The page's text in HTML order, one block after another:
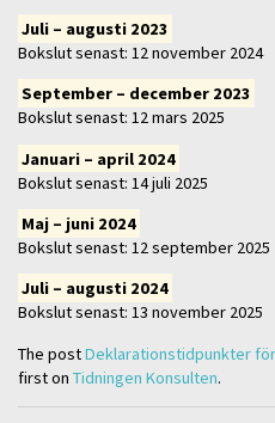
Juli – augusti 2023
Bokslut senast: 12 november 2024
September – december 2023
Bokslut senast: 12 mars 2025
Januari – april 2024
Bokslut senast: 14 juli 2025
Maj – juni 2024
Bokslut senast: 12 september 2025
Juli – augusti 2024
Bokslut senast: 13 november 2025
The postDeklarationstidpunkter
first on Tidningen Konsulten.